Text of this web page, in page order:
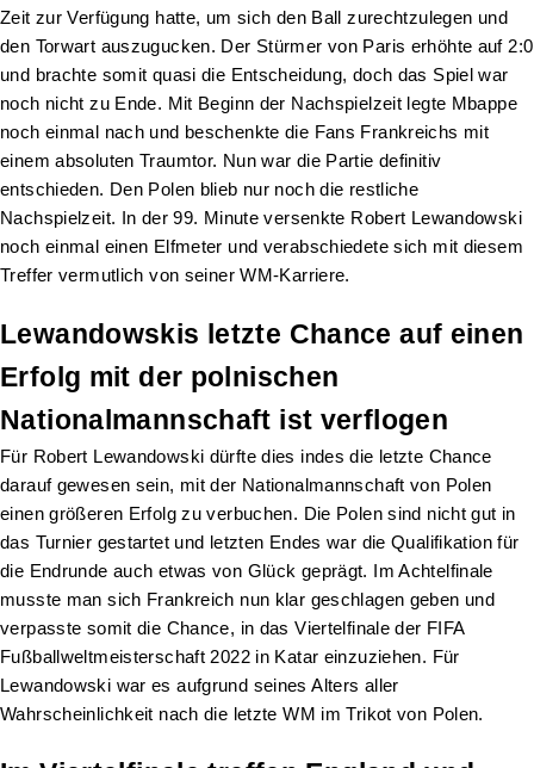
Zeit zur Verfügung hatte, um sich den Ball zurechtzulegen und
den Torwart auszugucken. Der Stürmer von Paris erhöhte auf 2:0
und brachte somit quasi die Entscheidung, doch das Spiel war
noch nicht zu Ende. Mit Beginn der Nachspielzeit legte Mbappe
noch einmal nach und beschenkte die Fans Frankreichs mit
einem absoluten Traumtor. Nun war die Partie definitiv
entschieden. Den Polen blieb nur noch die restliche
Nachspielzeit. In der 99. Minute versenkte Robert Lewandowski
noch einmal einen Elfmeter und verabschiedete sich mit diesem
Treffer vermutlich von seiner WM-Karriere.
Lewandowskis letzte Chance auf einen
Erfolg mit der polnischen
Nationalmannschaft ist verflogen
Für Robert Lewandowski dürfte dies indes die letzte Chance
darauf gewesen sein, mit der Nationalmannschaft von Polen
einen größeren Erfolg zu verbuchen. Die Polen sind nicht gut in
das Turnier gestartet und letzten Endes war die Qualifikation für
die Endrunde auch etwas von Glück geprägt. Im Achtelfinale
musste man sich Frankreich nun klar geschlagen geben und
verpasste somit die Chance, in das Viertelfinale der FIFA
Fußballweltmeisterschaft 2022 in Katar einzuziehen. Für
Lewandowski war es aufgrund seines Alters aller
Wahrscheinlichkeit nach die letzte WM im Trikot von Polen.